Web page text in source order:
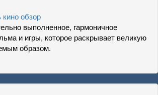
обзор
выполненное, гармоничное
и игры, которое раскрывает великую
образом.